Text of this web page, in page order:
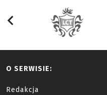
O SERWISIE:
Redakcja